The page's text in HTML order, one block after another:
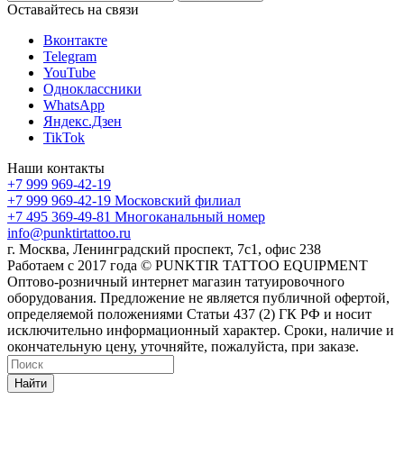
Оставайтесь на связи
Вконтакте
Telegram
YouTube
Одноклассники
WhatsApp
Яндекс.Дзен
TikTok
Наши контакты
+7 999 969-42-19
+7 999 969-42-19 Московский филиал
+7 495 369-49-81 Многоканальный номер
info@punktirtattoo.ru
г. Москва, Ленинградский проспект, 7с1, офис 238
Работаем с 2017 года © PUNKTIR TATTOO EQUIPMENT
Оптово-розничный интернет магазин татуировочного
оборудования. Предложение не является публичной офертой,
определяемой положениями Статьи 437 (2) ГК РФ и носит
исключительно информационный характер. Сроки, наличие и
окончательную цену, уточняйте, пожалуйста, при заказе.
Найти